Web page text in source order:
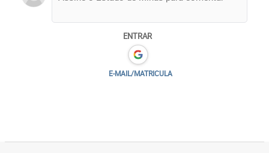
ENTRAR
E-MAIL/MATRICULA